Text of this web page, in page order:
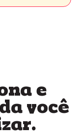
e
você